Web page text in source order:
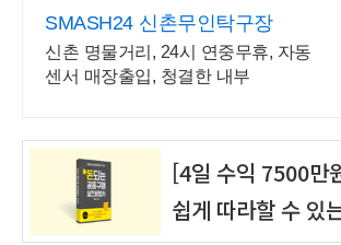
SMASH24 신촌무인탁구장
신촌 명물거리, 24시 연중무휴, 자동
센서 매장출입, 청결한 내부